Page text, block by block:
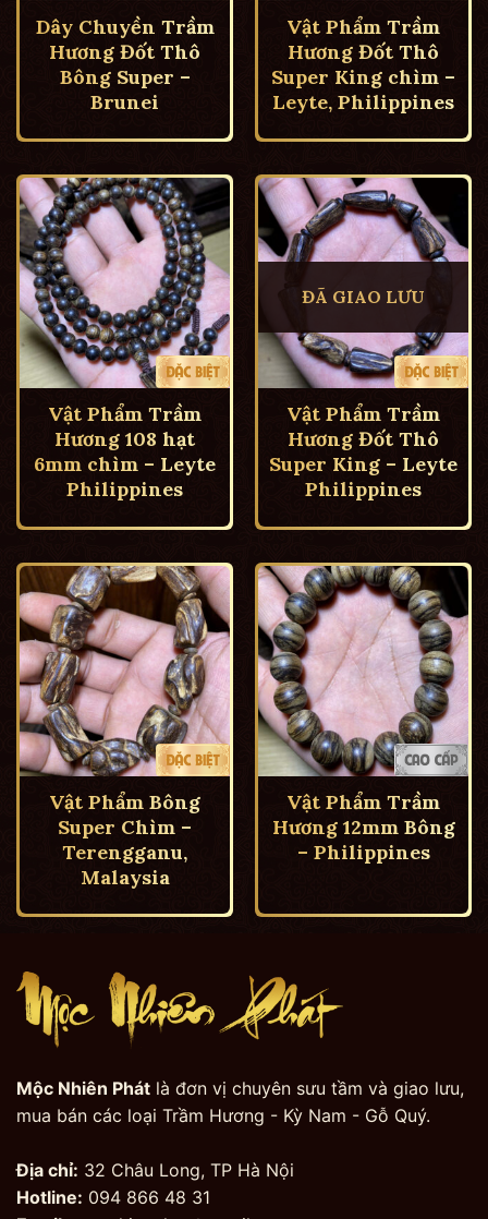
Dây Chuyền Trầm
Hương Đốt Thô
Bông Super –
Brunei
Vật Phẩm Trầm
Hương Đốt Thô
Super King chìm –
Leyte, Philippines
Vật Phẩm Trầm
Hương 108 hạt
6mm chìm – Leyte
Philippines
ĐÃ GIAO LƯU
Vật Phẩm Trầm
Hương Đốt Thô
Super King – Leyte
Philippines
Vật Phẩm Bông
Super Chìm –
Terengganu,
Malaysia
Vật Phẩm Trầm
Hương 12mm Bông
– Philippines
Mộc Nhiên Phát là đơn vị chuyên sưu tầm và giao lưu,
mua bán các loại Trầm Hương - Kỳ Nam - Gỗ Quý.
Địa chỉ: 32 Châu Long, TP Hà Nội
Hotline: 094 866 48 31